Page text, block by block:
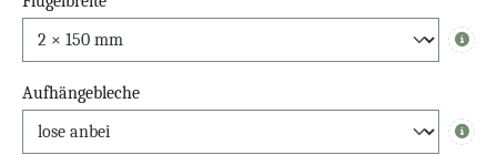
Info
Aufhängebleche
Info